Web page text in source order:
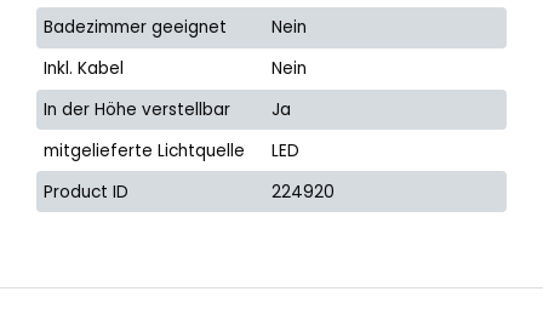
Badezimmer geeignet
Nein
Inkl. Kabel
Nein
In der Höhe verstellbar
Ja
mitgelieferte Lichtquelle
LED
Product ID
224920